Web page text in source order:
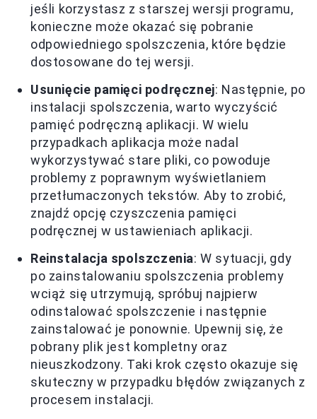
jeśli korzystasz z starszej wersji programu,
konieczne może okazać się pobranie
odpowiedniego spolszczenia, które będzie
dostosowane do tej wersji.
Usunięcie pamięci podręcznej: Następnie, po
instalacji spolszczenia, warto wyczyścić
pamięć podręczną aplikacji. W wielu
przypadkach aplikacja może nadal
wykorzystywać stare pliki, co powoduje
problemy z poprawnym wyświetlaniem
przetłumaczonych tekstów. Aby to zrobić,
znajdź opcję czyszczenia pamięci
podręcznej w ustawieniach aplikacji.
Reinstalacja spolszczenia: W sytuacji, gdy
po zainstalowaniu spolszczenia problemy
wciąż się utrzymują, spróbuj najpierw
odinstalować spolszczenie i następnie
zainstalować je ponownie. Upewnij się, że
pobrany plik jest kompletny oraz
nieuszkodzony. Taki krok często okazuje się
skuteczny w przypadku błędów związanych z
procesem instalacji.